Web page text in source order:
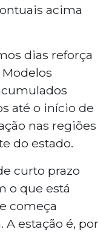
acima
dias reforça
até o início de
nas regiões
do estado.
curto prazo
o que está
começa
estação é, por